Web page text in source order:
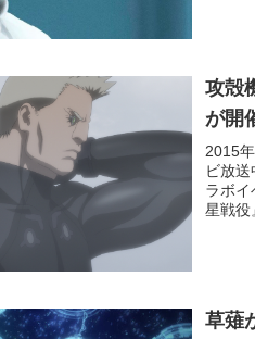
攻殻
が開
2015
ビ放
ラボ
星戦役
草薙